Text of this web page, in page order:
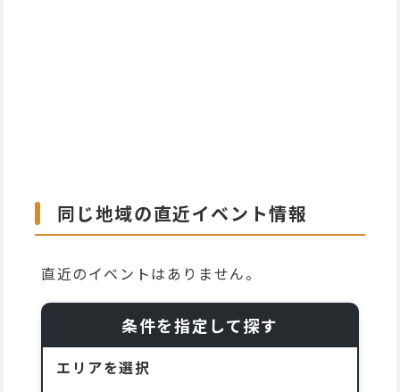
同じ地域の直近イベント情報
直近のイベントはありません。
条件を指定して探す
エリアを選択